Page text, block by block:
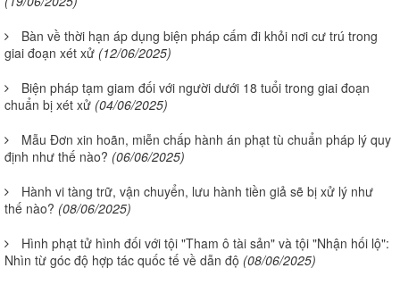
Bàn về thời hạn áp dụng biện pháp cấm đi khỏi nơi cư trú trong
giai đoạn xét xử (12/06/2025)
Biện pháp tạm giam đối với người dưới 18 tuổi trong giai đoạn
chuẩn bị xét xử (04/06/2025)
Mẫu Đơn xin hoãn, miễn chấp hành án phạt tù chuẩn pháp lý quy
định như thế nào? (06/06/2025)
Hành vi tàng trữ, vận chuyển, lưu hành tiền giả sẽ bị xử lý như
thế nào? (08/06/2025)
Hình phạt tử hình đối với tội "Tham ô tài sản" và tội "Nhận hối lộ":
Nhìn từ góc độ hợp tác quốc tế về dẫn độ (08/06/2025)